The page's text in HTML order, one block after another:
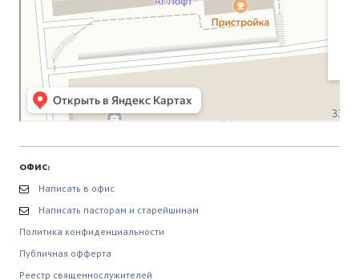
ОФИС:
Написать в офис
Написать пасторам и старейшинам
Политика конфиденциальности
Публичная офферта
Реестр священнослужителей